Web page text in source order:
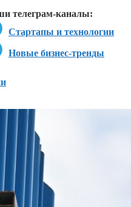
телеграм-каналы:
Стартапы и технологии
Новые бизнес-тренды